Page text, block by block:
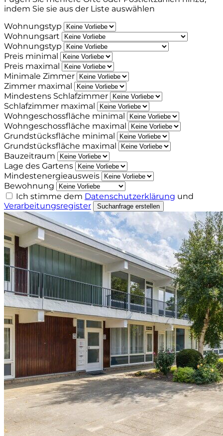
indem Sie sie aus der Liste auswählen
Wohnungstyp
Wohnungsart
Wohnungstyp
Preis minimal
Preis maximal
Minimale Zimmer
Zimmer maximal
Mindestens Schlafzimmer
Schlafzimmer maximal
Wohngeschossfläche minimal
Wohngeschossfläche maximal
Grundstücksfläche minimal
Grundstücksfläche maximal
Bauzeitraum
Lage des Gartens
Mindestenergieausweis
Bewohnung
Ich stimme dem Datenschutzerklärung und
Verarbeitungsregister
Suchanfrage erstellen